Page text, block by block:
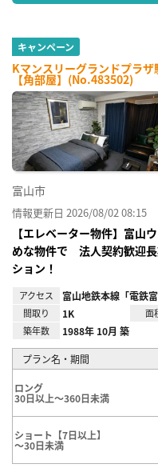
キャンペーン
Kマンスリーグランドプラ
【角部屋】(No.483502)
富山市
情報更新日 2026/08/02 08:15
【エレベーター物件】富山
めな物件で 法人契約歓迎
ション！
アクセス 富山地鉄本線「電鉄富
間取り 1K 面
築年数 1988年 10月 築
プラン名・期間
ロング
30日以上～360日未満
ショート【7日以上】
～30日未満